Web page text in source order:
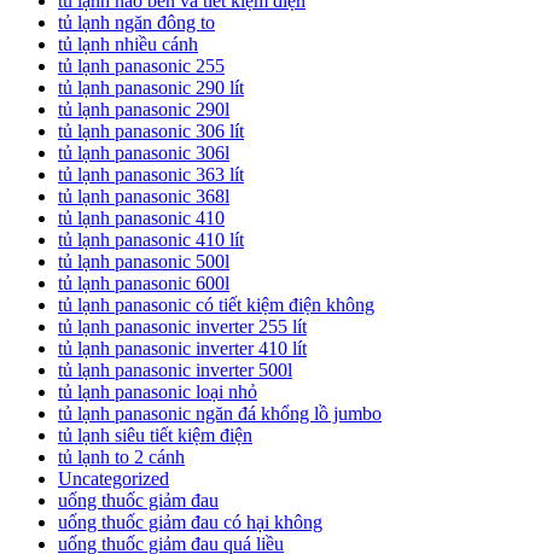
tủ lạnh ngăn đông to
tủ lạnh nhiều cánh
tủ lạnh panasonic 255
tủ lạnh panasonic 290 lít
tủ lạnh panasonic 290l
tủ lạnh panasonic 306 lít
tủ lạnh panasonic 306l
tủ lạnh panasonic 363 lít
tủ lạnh panasonic 368l
tủ lạnh panasonic 410
tủ lạnh panasonic 410 lít
tủ lạnh panasonic 500l
tủ lạnh panasonic 600l
tủ lạnh panasonic có tiết kiệm điện không
tủ lạnh panasonic inverter 255 lít
tủ lạnh panasonic inverter 410 lít
tủ lạnh panasonic inverter 500l
tủ lạnh panasonic loại nhỏ
tủ lạnh panasonic ngăn đá khổng lồ jumbo
tủ lạnh siêu tiết kiệm điện
tủ lạnh to 2 cánh
Uncategorized
uống thuốc giảm đau
uống thuốc giảm đau có hại không
uống thuốc giảm đau quá liều